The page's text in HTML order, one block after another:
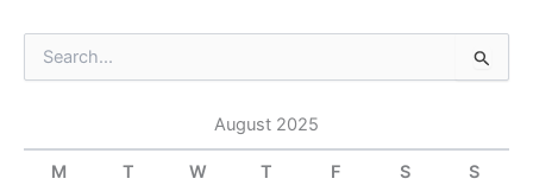
e
c
August 2025
M T W T F S S